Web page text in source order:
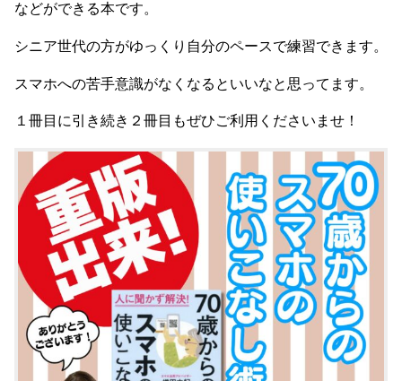
などができる本です。
シニア世代の方がゆっくり自分のペースで練習できます。
スマホへの苦手意識がなくなるといいなと思ってます。
１冊目に引き続き２冊目もぜひご利用くださいませ！